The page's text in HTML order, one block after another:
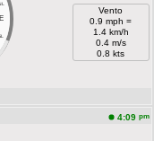
E
Vento
0.9 mph =
1.4 km/h
0.4 m/s
0.8 kts
4:09 pm